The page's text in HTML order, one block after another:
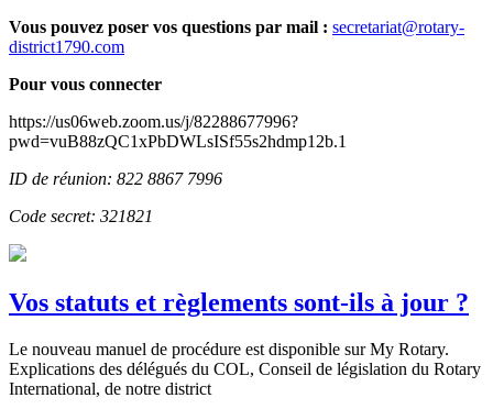
Vous pouvez poser vos questions par mail : secretariat@rotary-
district1790.com
Pour vous connecter
https://us06web.zoom.us/j/82288677996?
pwd=vuB88zQC1xPbDWLsISf55s2hdmp12b.1
ID de réunion: 822 8867 7996
Code secret: 321821
Vos statuts et règlements sont-ils à jour ?
Le nouveau manuel de procédure est disponible sur My Rotary.
Explications des délégués du COL, Conseil de législation du Rotary
International, de notre district